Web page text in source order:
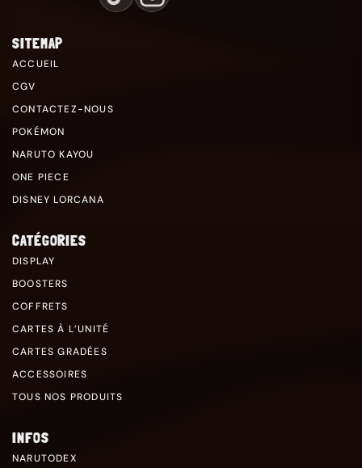
SITEMAP
ACCUEIL
CGV
CONTACTEZ-NOUS
POKÉMON
NARUTO KAYOU
ONE PIECE
DISNEY LORCANA
CATÉGORIES
DISPLAY
BOOSTERS
COFFRETS
CARTES À L’UNITÉ
CARTES GRADÉES
ACCESSOIRES
TOUS NOS PRODUITS
INFOS
NARUTODEX